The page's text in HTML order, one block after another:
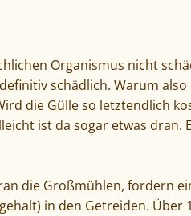
Organismus nicht
schädlich. Warum
die Gülle so letztendlich
ist da sogar etwas dran.
die Großmühlen, fordern
in den Getreiden. Über